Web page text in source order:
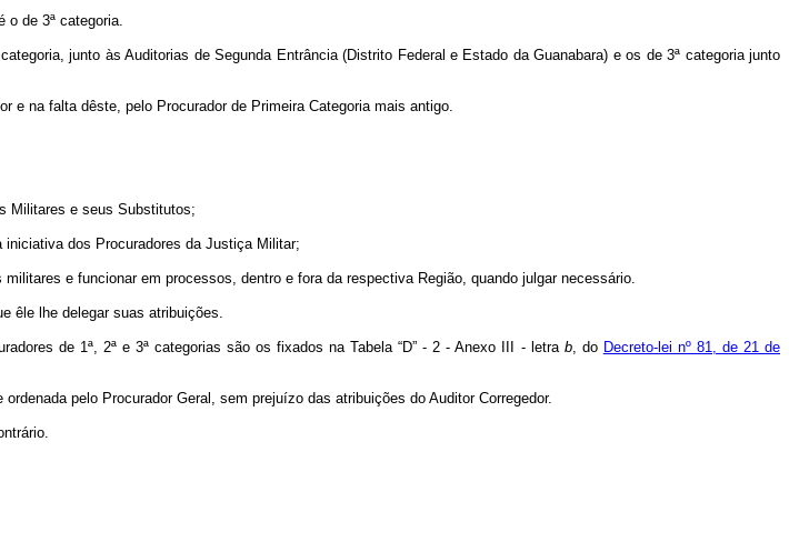
o de 3ª categoria.
junto às Auditorias de Segunda Entrância (Distrito Federal e Estado da Guanabara) e os de 3ª categoria junto
e na falta dêste, pelo Procurador de Primeira Categoria mais antigo.
Militares e seus Substitutos;
dos Procuradores da Justiça Militar;
e funcionar em processos, dentro e fora da respectiva Região, quando julgar necessário.
êle lhe delegar suas atribuições.
de 1ª, 2ª e 3ª categorias são os fixados na Tabela “D” - 2 - Anexo III - letra b, do Decreto-lei nº 81, de 21 de
pelo Procurador Geral, sem prejuízo das atribuições do Auditor Corregedor.